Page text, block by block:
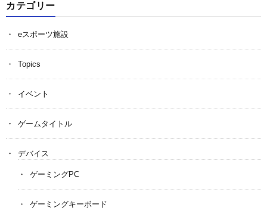
カテゴリー
eスポーツ施設
Topics
イベント
ゲームタイトル
デバイス
ゲーミングPC
ゲーミングキーボード